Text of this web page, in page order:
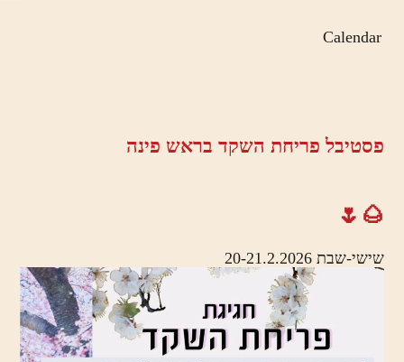
Calendar
פסטיבל פריחת השקד בראש פינה
🌰🌷
שישי-שבת 20-21.2.2026